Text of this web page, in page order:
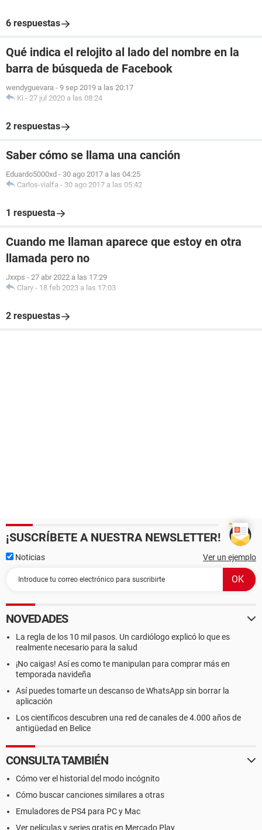
6 respuestas
Qué indica el relojito al lado del nombre en la
barra de búsqueda de Facebook
wendyguevara - 9 sep 2019 a las 20:17
Ki - 27 jul 2020 a las 08:24
2 respuestas
Saber cómo se llama una canción
Eduardo5000xd - 30 ago 2017 a las 04:25
Carlos-vialfa - 30 ago 2017 a las 05:42
1 respuesta
Cuando me llaman aparece que estoy en otra
llamada pero no
Jxxps - 27 abr 2022 a las 17:29
Clary - 18 feb 2023 a las 17:03
2 respuestas
¡SUSCRÍBETE A NUESTRA NEWSLETTER!
Noticias Ver un ejemplo
NOVEDADES
La regla de los 10 mil pasos. Un cardiólogo explicó lo que es
realmente necesario para la salud
¡No caigas! Así es como te manipulan para comprar más en
temporada navideña
Así puedes tomarte un descanso de WhatsApp sin borrar la
aplicación
Los científicos descubren una red de canales de 4.000 años de
antigüedad en Belice
CONSULTA TAMBIÉN
Cómo ver el historial del modo incógnito
Cómo buscar canciones similares a otras
Emuladores de PS4 para PC y Mac
Ver películas y series gratis en Mercado Play